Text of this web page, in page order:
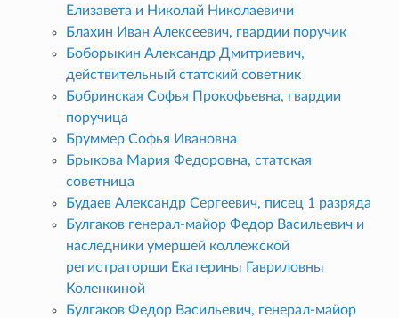
Елизавета и Николай Николаевичи
Блахин Иван Алексеевич, гвардии поручик
Боборыкин Александр Дмитриевич,
действительный статский советник
Бобринская Софья Прокофьевна, гвардии
поручица
Бруммер Софья Ивановна
Брыкова Мария Федоровна, статская
советница
Будаев Александр Сергеевич, писец 1 разряда
Булгаков генерал-майор Федор Васильевич и
наследники умершей коллежской
регистраторши Екатерины Гавриловны
Коленкиной
Булгаков Федор Васильевич, генерал-майор